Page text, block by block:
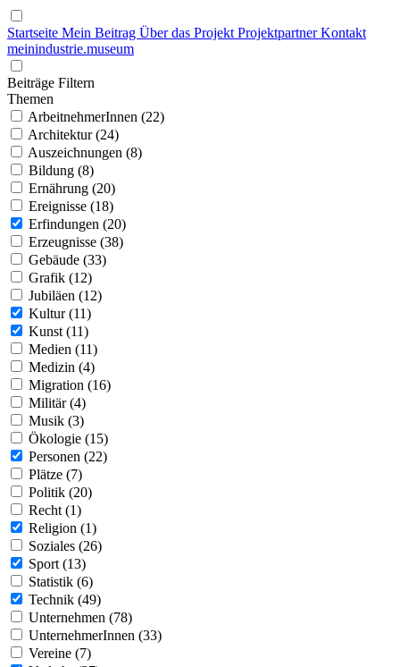
Startseite Mein Beitrag Über das Projekt ProjektpartnerKontakt
meinindustrie.museum
Beiträge Filtern
Themen
ArbeitnehmerInnen (22)
Architektur (24)
Auszeichnungen (8)
Bildung (8)
Ernährung (20)
Ereignisse (18)
Erfindungen (20)
Erzeugnisse (38)
Gebäude (33)
Grafik (12)
Jubiläen (12)
Kultur (11)
Kunst (11)
Medien (11)
Medizin (4)
Migration (16)
Militär (4)
Musik (3)
Ökologie (15)
Personen (22)
Plätze (7)
Politik (20)
Recht (1)
Religion (1)
Soziales (26)
Sport (13)
Statistik (6)
Technik (49)
Unternehmen (78)
UnternehmerInnen (33)
Vereine (7)